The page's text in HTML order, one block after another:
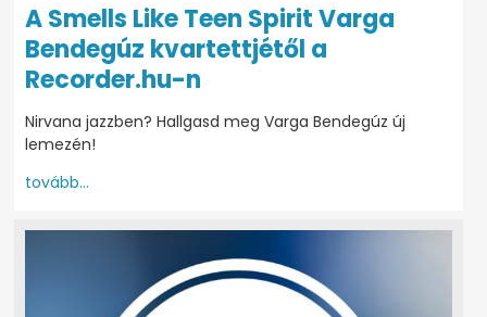
A Smells Like Teen Spirit Varga
Bendegúz kvartettjétől a
Recorder.hu-n
Nirvana jazzben? Hallgasd meg Varga Bendegúz új
lemezén!
tovább...